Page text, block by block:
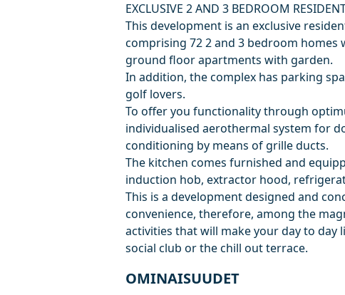
EXCLUSIVE 2 AND 3 BEDROOM
This development is an exclusive
comprising 72 2 and 3 bedroom
ground floor apartments with garden.
In addition, the complex has parking
golf lovers.
To offer you functionality through
individualised aerothermal system for
conditioning by means of grille ducts.
The kitchen comes furnished and
induction hob, extractor hood,
This is a development designed and
convenience, therefore, among the
activities that will ‌make ‌your ‌day to day
‌social ‌club ‌or ‌the ‌chill ‌out ‌terrace.
OMINAISUUDET